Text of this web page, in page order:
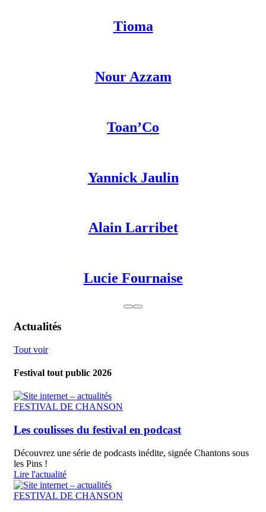
Tioma
Nour Azzam
Toan’Co
Yannick Jaulin
Alain Larribet
Lucie Fournaise
Actualités
Tout voir
Festival tout public 2026
FESTIVAL DE CHANSON
Les coulisses du festival en podcast
Découvrez une série de podcasts inédite, signée Chantons sous
les Pins !
Lire l'actualité
FESTIVAL DE CHANSON